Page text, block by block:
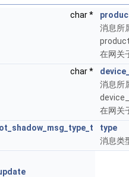
char *
消息所
在网关
char *
消息所
在网关
type
消息类